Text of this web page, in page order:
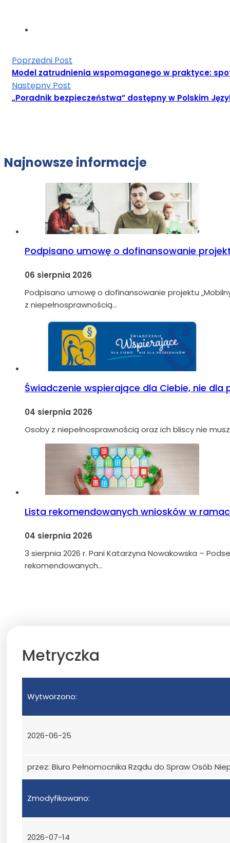
Poprzedni Post
Model zatrudnienia wspomaganego w praktyce:
Następny Post
„Poradnik bezpieczeństwa” dostępny w Polskim
Najnowsze informacje
Podpisano umowę o dofinansowanie
06 sierpnia 2026
Podpisano umowę o dofinansowanie projektu
z niepełnosprawnością…
Świadczenie wspierające dla Ciebie, nie dla
04 sierpnia 2026
Osoby z niepełnosprawnością oraz ich bliscy nie
Lista rekomendowanych wniosków w
04 sierpnia 2026
3 sierpnia 2026 r. Pani Katarzyna Nowakowska –
rekomendowanych…
Metryczka
Wytworzono:
2026-06-25
przez: Biuro Pełnomocnika Rządu do Spraw Osób
Zmodyfikowano:
2026-07-14